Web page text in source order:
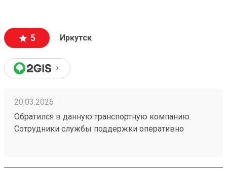
5 Иркутск
20.03.2026
Обратился в данную транспортную компанию.
Сотрудники службы поддержки оперативно